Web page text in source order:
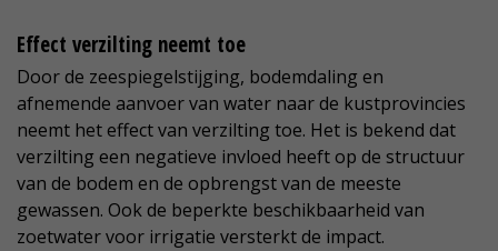
Effect verzilting neemt toe
Door de zeespiegelstijging, bodemdaling en
afnemende aanvoer van water naar de kustprovincies
neemt het effect van verzilting toe. Het is bekend dat
verzilting een negatieve invloed heeft op de structuur
van de bodem en de opbrengst van de meeste
gewassen. Ook de beperkte beschikbaarheid van
zoetwater voor irrigatie versterkt de impact.